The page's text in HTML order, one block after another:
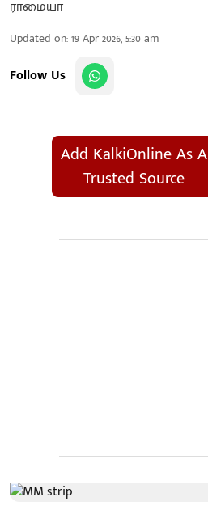
Updated on:19 Apr 2026, 5:30 am
Follow Us
Add KalkiOnline As A
Trusted Source